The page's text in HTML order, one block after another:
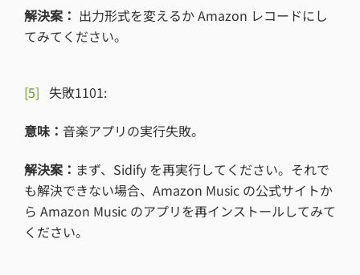
解決案： 出力形式を変えるか Amazon レコードにし
てみてください。
[5] 失敗1101:
意味： 音楽アプリの実行失敗。
解決案： まず、Sidify を再実行してください。それで
も解決できない場合、Amazon Music の公式サイトか
ら Amazon Music のアプリを再インストールしてみて
ください。